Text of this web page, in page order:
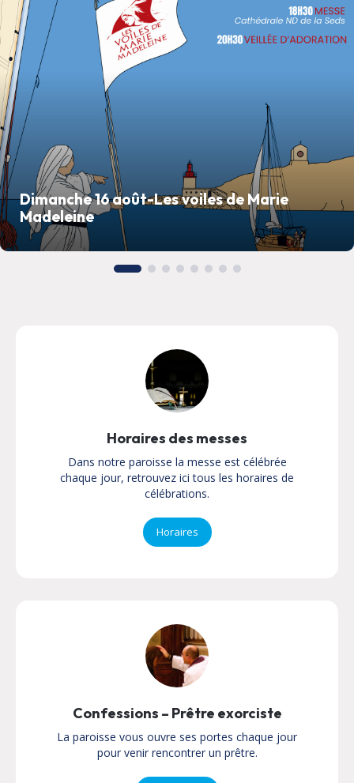
Dimanche 16 août-Les voiles de Marie
Madeleine
Horaires des messes
Dans notre paroisse la messe est célébrée
chaque jour, retrouvez ici tous les horaires de
célébrations.
Horaires
Confessions – Prêtre exorciste
La paroisse vous ouvre ses portes chaque jour
pour venir rencontrer un prêtre.